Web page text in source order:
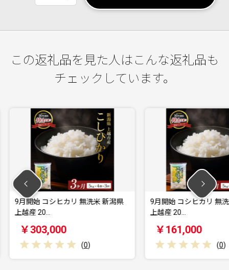
この返礼品を見た人はこんな返礼品も
チェックしています。
洗米 新潟県
9月開始 コシヒカリ 無洗米 新潟県
9月開始